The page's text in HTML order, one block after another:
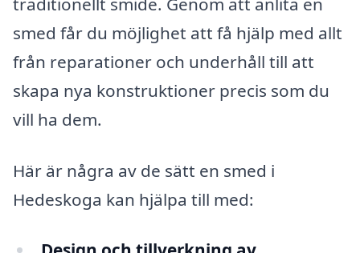
smed får du möjlighet att få hjälp med allt
från reparationer och underhåll till att
skapa nya konstruktioner precis som du
vill ha dem.
Här är några av de sätt en smed i
Hedeskoga kan hjälpa till med: